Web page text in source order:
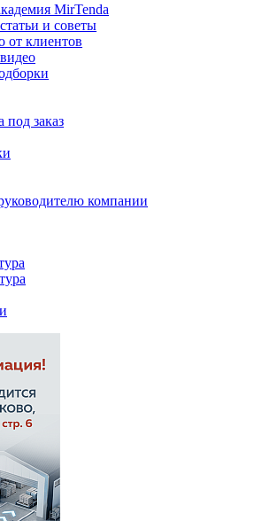
MirTenda
и советы
от клиентов
заказ
компании